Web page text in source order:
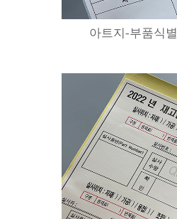
아트지-부품식